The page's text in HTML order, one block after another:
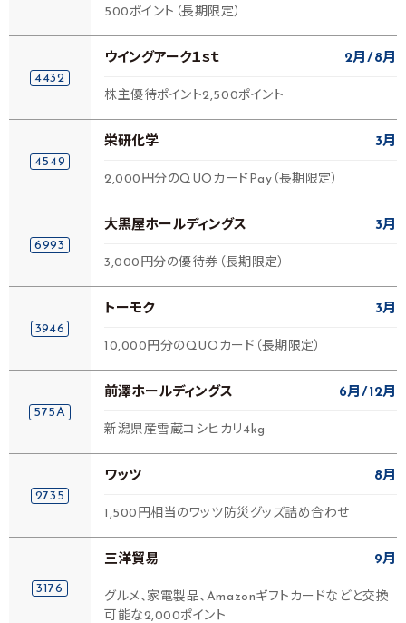
500ポイント（長期限定）
4432
ウイングアーク１ｓｔ 2月 8月
株主優待ポイント2,500ポイント
4549
栄研化学 3月
2,000円分のQUOカードPay（長期限定）
6993
大黒屋ホールディングス 3月
3,000円分の優待券（長期限定）
3946
トーモク 3月
10,000円分のQUOカード（長期限定）
575A
前澤ホールディングス 6月 12月
新潟県産雪蔵コシヒカリ4kg
2735
ワッツ 8月
1,500円相当のワッツ防災グッズ詰め合わせ
3176
三洋貿易 9月
グルメ、家電製品、Amazonギフトカードなどと交換
可能な2,000ポイント